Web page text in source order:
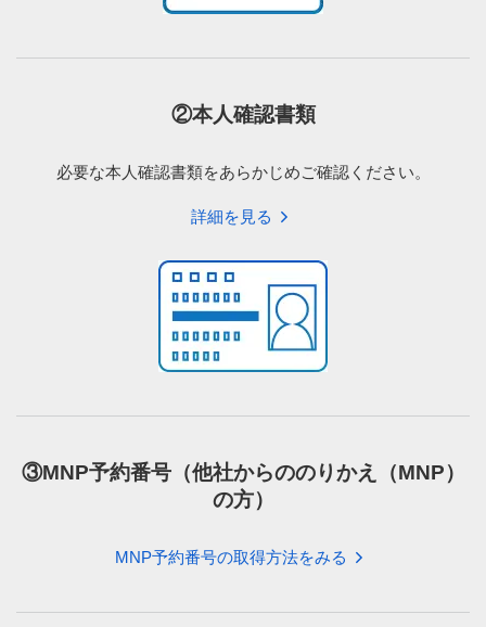
STEP 04
ご契約中のサイトからソフトバンクのオンラインシ
ョップに戻ります。
「ソフトバンクでのお手続き」画面が表示されます
ので「次へ」をタップ。
②本人確認書類
必要な本人確認書類をあらかじめご確認ください。
詳細を見る
③MNP予約番号（他社からののりかえ（MNP）
の方）
MNP予約番号の取得方法をみる